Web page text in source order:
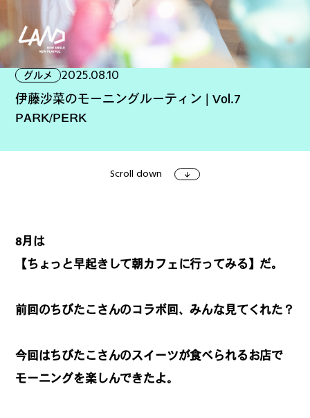
アート＆イベント
REGULARS
連載一覧
#健康LAND
グルメ 2025.08.10
伊藤沙菜のモーニングルーティン | Vol.7
PARK/PERK
Scroll down
8月は
【ちょっと早起きして朝カフェに行ってみる】だ。
前回のちびたこさんのコラボ回、みんな見てくれた？
今回はちびたこさんのスイーツが食べられるお店で
モーニングを楽しんできたよ。